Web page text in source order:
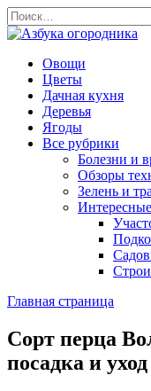
Перейти
к
содержанию
Search
for:
Овощи
Цветы
Дачная кухня
Деревья
Ягоды
Все рубрики
Болезни и
Обзоры
Зелень и
Главная страница
Сорт перца
посадка и уход